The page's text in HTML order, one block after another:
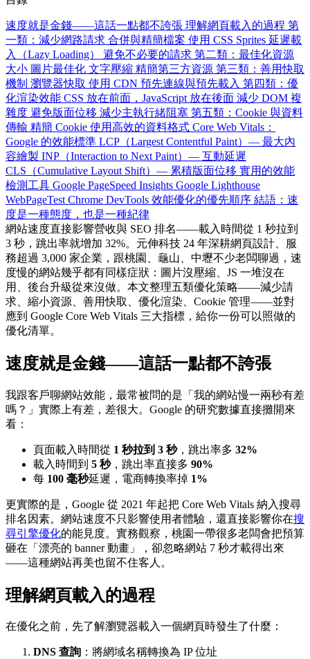
速度就是金錢——這話一點都不誇張 理解網頁載入的過程 第
一類：減少網路請求 合併與精簡檔案 使用 CSS Sprites 延遲載
入（Lazy Loading） 避免不必要的請求 第二類：最佳化資源
大小 圖片最佳化 文字壓縮 精簡第三方資源 第三類：善用快取
機制 瀏覽器快取 使用 CDN 預先連線與預先載入 第四類：優
化渲染效能 CSS 放在前面，JavaScript 放在後面 減少 DOM 複
雜度 避免版面位移 減少主執行緒阻塞 第五類：Cookie 與資料
傳輸 精簡 Cookie 使用高效的資料格式 Core Web Vitals：
Google 的效能標準 LCP（Largest Contentful Paint）— 最大內
容繪製 INP（Interaction to Next Paint）— 互動延遲
CLS（Cumulative Layout Shift）— 累積版面位移 實用的效能
檢測工具 Google PageSpeed Insights Google Lighthouse
WebPageTest Chrome DevTools 效能優化的優先順序 結語：速
度是一種態度，也是一種紀律
網站速度直接影響營收與 SEO 排名——載入時間從 1 秒拉到
3 秒，跳出率就增加 32%。元伸科技 24 年深耕網頁設計、服
務超過 3,000 家企業，跟桃園、龜山、中壢不少老闆聊過，速
度慢的網站幾乎都有同樣症狀：圖片沒壓縮、JS 一堆沒在
用、後台升級從來沒做。本文整理五類優化策略——減少請
求、縮小資源、善用快取、優化渲染、Cookie 管理——並對
應到 Google Core Web Vitals 三大指標，給你一份可以照做的
優化清單。
速度就是金錢——這話一點都不誇張
我跟客戶聊網站效能，最常被問的是「我的網站慢一兩秒有差
嗎？」實際上有差，差很大。Google 的研究數據直接攤開來
看：
頁面載入時間從 1 秒拉到 3 秒，跳出率多 32%
載入時間到 5 秒，跳出率直接多 90%
每 100 毫秒延遲，電商轉換率掉 1%
更實際的是，Google 從 2021 年起把 Core Web Vitals 納入搜尋
排名因素。網站速度不只影響使用者體驗，還直接影響你在搜
尋引擎優化的能見度。實務觀察，桃園一帶很多老闆會把預算
砸在「漂亮的 banner 動畫」，卻忽略網站 7 秒才載得出來
——這種網站再美也留不住客人。
理解網頁載入的過程
在優化之前，先了解瀏覽器載入一個網頁時發生了什麼：
DNS 查詢 ：將網域名稱轉換為 IP 位址